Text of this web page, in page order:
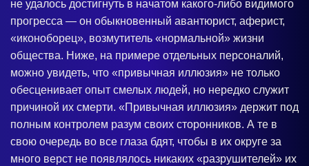
не удалось достигнуть в начатом какого-либо видимого
прогресса — он обыкновенный авантюрист, аферист,
«иконоборец», возмутитель «нормальной» жизни
общества. Ниже, на примере отдельных персоналий,
можно увидеть, что «привычная иллюзия» не только
обесценивает опыт смелых людей, но нередко служит
причиной их смерти. «Привычная иллюзия» держит под
полным контролем разум своих сторонников. А те в
свою очередь во все глаза бдят, чтобы в их округе за
много верст не появлялось никаких «разрушителей» их